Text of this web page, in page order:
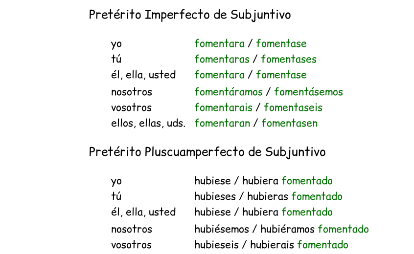
Pretérito Imperfecto de Subjuntivo
yo fomentara / fomentase
tú
fomentaras / fomentases
él, ella, usted
fomentara / fomentase
nosotros
fomentáramos / fomentásemos
vosotros
fomentarais / fomentaseis
ellos, ellas, uds.
fomentaran / fomentasen
Pretérito Pluscuamperfecto de Subjuntivo
yo hubiese / hubiera fomentado
tú
hubieses / hubieras fomentado
él, ella, usted
hubiese / hubiera fomentado
nosotros
hubiésemos / hubiéramos fomentado
vosotros
hubieseis / hubierais fomentado